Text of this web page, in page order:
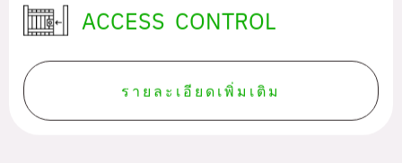
ACCESS CONTROL
รายละเอียดเพิ่มเติม